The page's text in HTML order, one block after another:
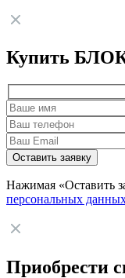
Купить
Нажимая «Оставить
персональных
Приобрести